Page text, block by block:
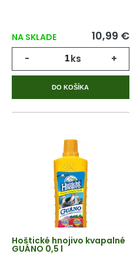
NA SKLADE 10,99 €
- ks +
DO KOŠÍKA
Hoštické hnojivo kvapalné
GUÁNO 0,5 l